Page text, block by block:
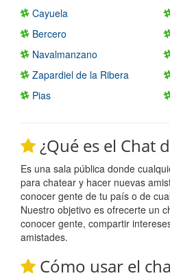
Cayuela
Bercero
Navalmanzano
Zapardiel de la Ribera
Pias
¿Qué es el Chat
Es una sala pública donde
para chatear y hacer nuevas
conocer gente de tu país o de
Nuestro objetivo es ofrecerte un
conocer gente, compartir
amistades.
Cómo usar el